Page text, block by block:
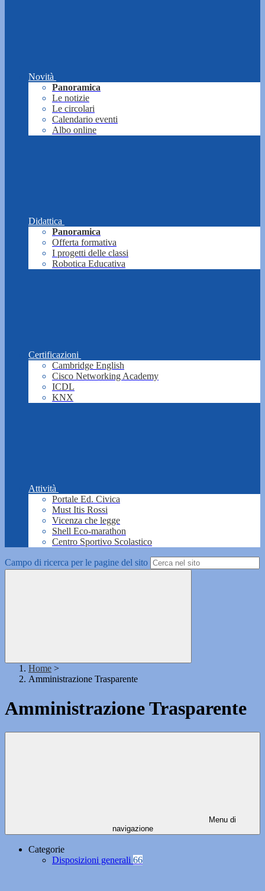
Novità
Panoramica
Le notizie
Le circolari
Calendario eventi
Albo online
Didattica
Panoramica
Offerta formativa
I progetti delle classi
Robotica Educativa
Certificazioni
Cambridge English
Cisco Networking Academy
ICDL
KNX
Attività
Portale Ed. Civica
Must Itis Rossi
Vicenza che legge
Shell Eco-marathon
Centro Sportivo Scolastico
Campo di ricerca per le pagine del sito
Home >
Amministrazione Trasparente
Amministrazione Trasparente
Menu di
navigazione
Categorie
Disposizioni generali 66